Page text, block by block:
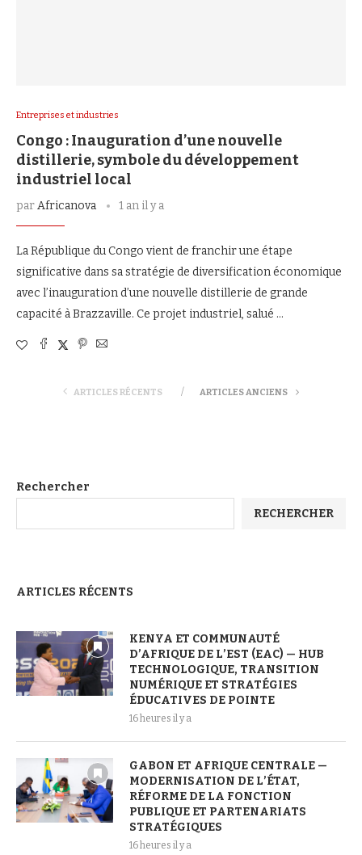
Entreprises et industries
Congo : Inauguration d’une nouvelle
distillerie, symbole du développement
industriel local
parAfricanova 1 an il y a
La République du Congo vient de franchir une étape
significative dans sa stratégie de diversification économique
avec l’inauguration d’une nouvelle distillerie de grande
capacité à Brazzaville. Ce projet industriel, salué …
ARTICLES RÉCENTS ARTICLES ANCIENS
Rechercher
RECHERCHER
ARTICLES RÉCENTS
KENYA ET COMMUNAUTÉ
D’AFRIQUE DE L’EST (EAC) — HUB
TECHNOLOGIQUE, TRANSITION
NUMÉRIQUE ET STRATÉGIES
ÉDUCATIVES DE POINTE
16 heures il y a
GABON ET AFRIQUE CENTRALE —
MODERNISATION DE L’ÉTAT,
RÉFORME DE LA FONCTION
PUBLIQUE ET PARTENARIATS
STRATÉGIQUES
16 heures il y a